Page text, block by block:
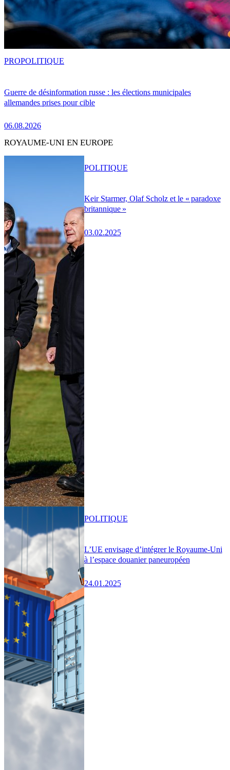
Guerre de désinformation russe : les élections municipales
allemandes prises pour cible
06.08.2026
PROPOLITIQUE
ROYAUME-UNI EN EUROPE
Keir Starmer, Olaf Scholz et le « paradoxe
britannique »
03.02.2025
POLITIQUE
L’UE envisage d’intégrer le Royaume-Uni
à l’espace douanier paneuropéen
24.01.2025
POLITIQUE